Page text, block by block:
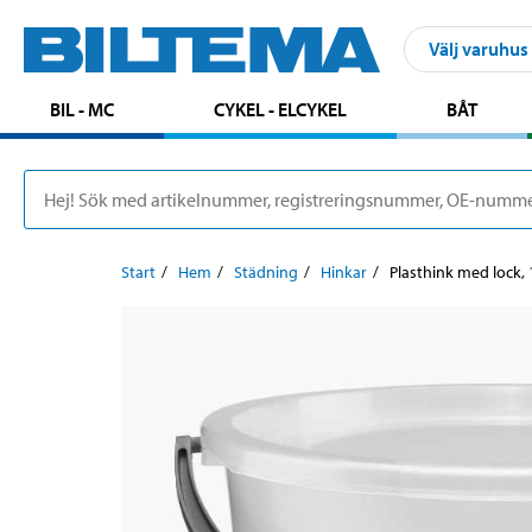
Välj varuhus
BIL - MC CYKEL - ELCYKEL BÅT
Start Hem Städning Hinkar Plasthink med lock,